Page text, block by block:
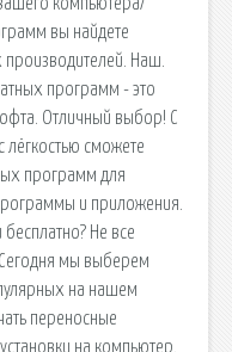
вы найдете
Наш.
программ - это
Отличный выбор! С
сможете
программ для
и приложения.
бесплатно? Не все
мы выберем
на нашем
переносные
на компьютер.